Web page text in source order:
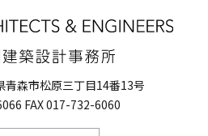
青森市松原三丁目14番13号
FAX 017-732-6060